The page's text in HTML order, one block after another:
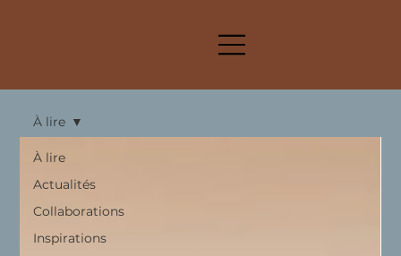
À lire
Actualités
Collaborations
Inspirations
À lire